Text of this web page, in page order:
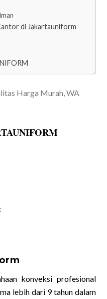
di Jakartauniform
konveksi profesional
lebih dari 9 tahun dalam